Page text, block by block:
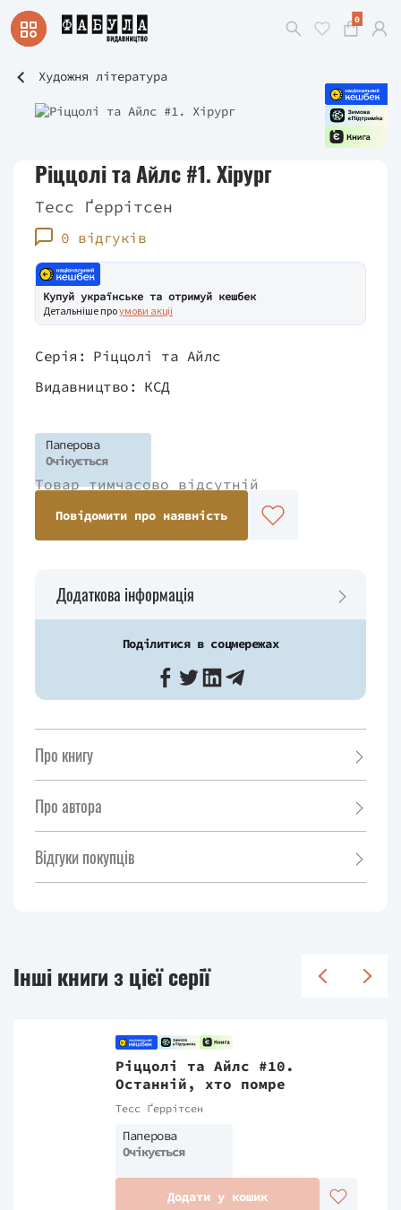
0
Художня література
Ріццолі та Айлс #1. Хірург
Тесс Ґеррітсен
0 відгуків
Купуй українське та отримуй кешбек
Детальніше проумови акції
Серія: Ріццолі та Айлс
Видавництво: КСД
Паперова
Очікується
Товар тимчасово відсутній
Повідомити про наявність
Додаткова інформація
Поділитися в соцмережах
Про книгу
Про автора
Відгуки покупців
Інші книги з цієї серії
Ріццолі та Айлс #10.
Останній, хто помре
Тесс Ґеррітсен
Паперова
Очікується
Додати у кошик